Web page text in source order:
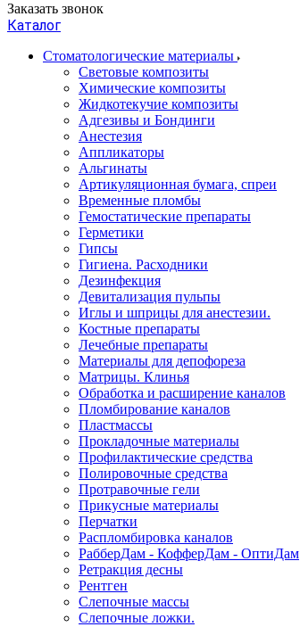
Заказать звонок
Каталог
Стоматологические материалы
Световые композиты
Химические композиты
Жидкотекучие композиты
Адгезивы и Бондинги
Анестезия
Аппликаторы
Альгинаты
Артикуляционная бумага, спреи
Временные пломбы
Гемостатические препараты
Герметики
Гипсы
Гигиена. Расходники
Дезинфекция
Девитализация пульпы
Иглы и шприцы для анестезии.
Костные препараты
Лечебные препараты
Материалы для депофореза
Матрицы. Клинья
Обработка и расширение каналов
Пломбирование каналов
Пластмассы
Прокладочные материалы
Профилактические средства
Полировочные средства
Протравочные гели
Прикусные материалы
Перчатки
Распломбировка каналов
РабберДам - КофферДам - ОптиДам
Ретракция десны
Рентген
Слепочные массы
Слепочные ложки.